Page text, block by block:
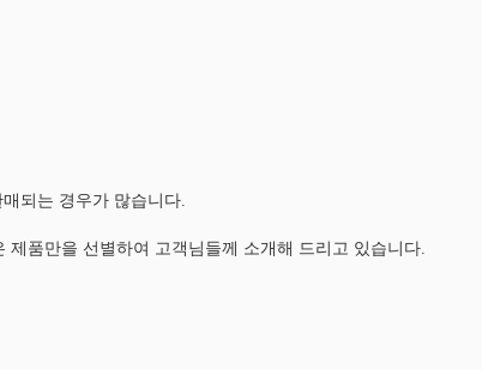
되는 경우가 많습니다.
품만을 선별하여 고객님들께 소개해 드리고 있습니다.